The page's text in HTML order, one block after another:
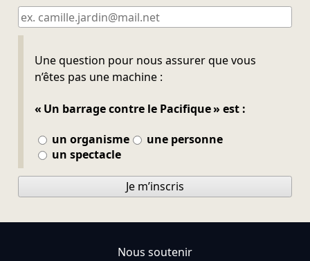
Une question pour nous assurer que vous
n’êtes pas une machine :
« Un barrage contre le Pacifique » est :
un organisme
une personne
un spectacle
Ne pas remplir
Je m’inscris
Nous soutenir